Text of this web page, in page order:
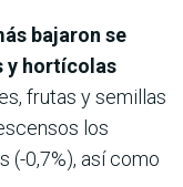
bajaron se
y hortícolas
frutas y semillas
los
(-0,7%), así como